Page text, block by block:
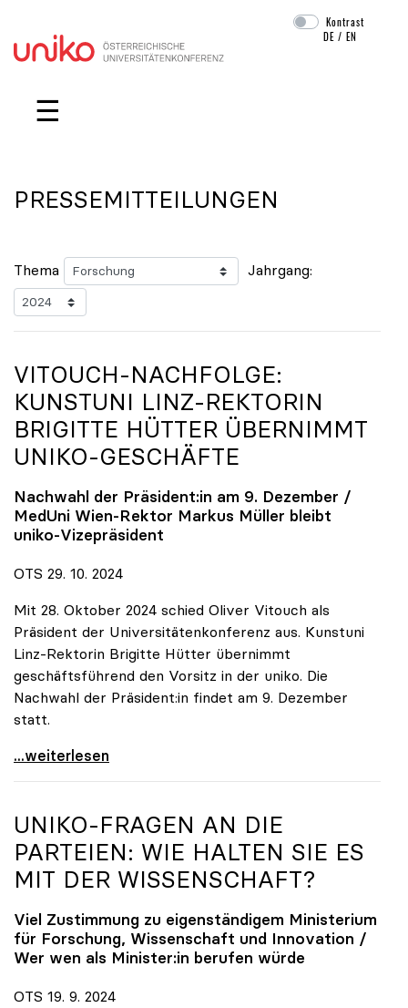
Navigation überspringen
Kontrast
DE /EN
☰
PRESSEMITTEILUNGEN
Thema Jahrgang:
VITOUCH-NACHFOLGE:
KUNSTUNI LINZ-REKTORIN
BRIGITTE HÜTTER ÜBERNIMMT
UNIKO-GESCHÄFTE
Nachwahl der Präsident:in am 9. Dezember /
MedUni Wien-Rektor Markus Müller bleibt
uniko-Vizepräsident
OTS 29. 10. 2024
Mit 28. Oktober 2024 schied Oliver Vitouch als
Präsident der Universitätenkonferenz aus. Kunstuni
Linz-Rektorin Brigitte Hütter übernimmt
geschäftsführend den Vorsitz in der uniko. Die
Nachwahl der Präsident:in findet am 9. Dezember
statt.
Vitouch-Nachfolge: Kunstuni Linz-Rektorin Brigitte
...weiterlesen
UNIKO-FRAGEN AN DIE
PARTEIEN: WIE HALTEN SIE ES
MIT DER WISSENSCHAFT?
Viel Zustimmung zu eigenständigem Ministerium
für Forschung, Wissenschaft und Innovation /
Wer wen als Minister:in berufen würde
OTS 19. 9. 2024